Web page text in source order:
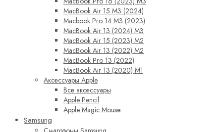
MacBook Air 15 M3 (2024)
Macbook Pro 14 M3 (2023)
MacBook Air 13 (2024) M3
MacBook Air 15 (2023) M2
MacBook Air 13 (2022) M2
MacBook Pro 13 (2022)
MacBook Air 13 (2020) M1
Аксессуары Apple
Все аксессуары
Apple Pencil
Apple Magic Mouse
Samsung